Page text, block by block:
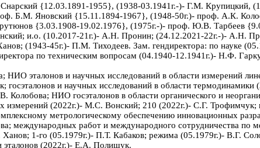
{12.03.1891-1955}, (1938-03.1941г.-)- Г.М. Крупицкий,
Б.М. Яновский {15.11.1894-1967}, (1948-50г.)- проф. А.К.
{3.03.1908-19.02.1976}, (1975г.-)- проф. Ю.В. Тарбеев
и.о. (10.2017-21г.)- А.Н. Пронин; (24.12.2021-22г.-)- А.Н.
(1943-45г.)- П.М. Тиходеев. Зам. гендиректора: по науке
по техническим вопросам (04.1940-12.1941г.)- Н.Ф.
эталонов и научных исследований в области измерений
госэталонов и научных исследований в области
НИО госэталонов в области органического и
измерений (2022г.)- М.С. Вонский; 210 (2022г.)- С.Г.
метрологическому обеспечению инновационных
работ и международного сотрудничества по
1-го (05.1979г.)- П.Т. Кабаков; режима (05.1979г.)- В.Г.
эталонов (2022г.)- Е.А. Полищук.